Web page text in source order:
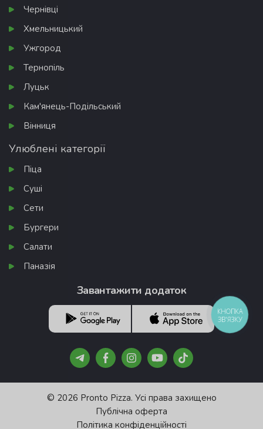
Чернівці
Хмельницький
Ужгород
Тернопіль
Луцьк
Кам'янець-Подільський
Вінниця
Улюблені категорії
Піца
Суші
Сети
Бургери
Салати
Паназія
Завантажити додаток
© 2026 Pronto Pizza. Усі права захищено
Публічна оферта
Політика конфіденційності
КНОПКА
ЗВ'ЯЗКУ